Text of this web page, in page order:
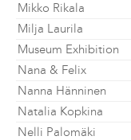
Mikko Rikala
Milja Laurila
Museum Exhibition
Nana & Felix
Nanna Hänninen
Natalia Kopkina
Nelli Palomäki